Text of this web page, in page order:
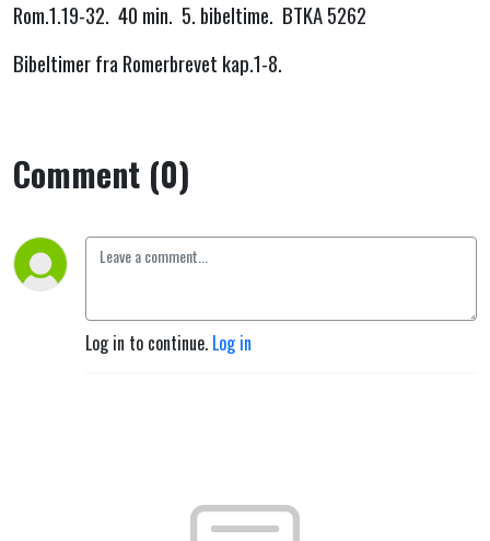
Rom.1.19-32. 40 min. 5. bibeltime. BTKA 5262
Bibeltimer fra Romerbrevet kap.1-8.
Comment (0)
Log in to continue. Log in